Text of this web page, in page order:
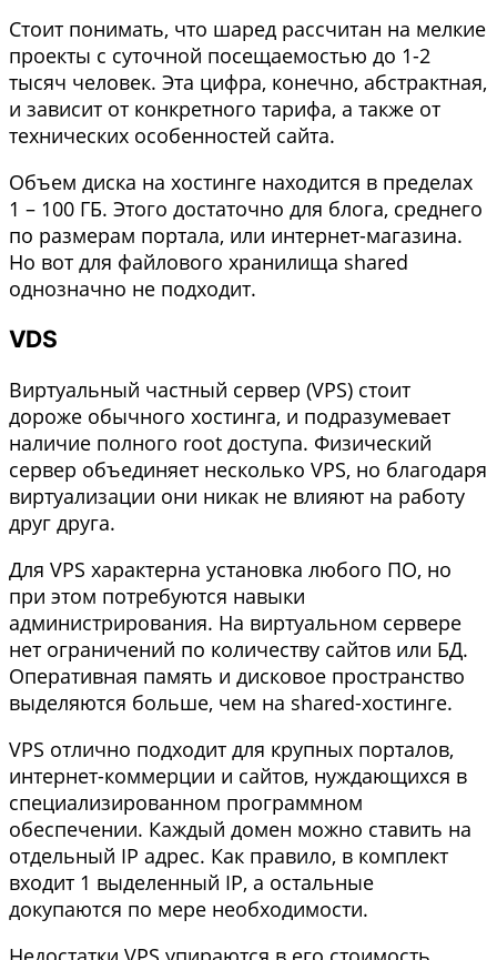
Стоит понимать, что шаред рассчитан на мелкие
проекты с суточной посещаемостью до 1-2
тысяч человек. Эта цифра, конечно, абстрактная,
и зависит от конкретного тарифа, а также от
технических особенностей сайта.
Объем диска на хостинге находится в пределах
1 – 100 ГБ. Этого достаточно для блога, среднего
по размерам портала, или интернет-магазина.
Но вот для файлового хранилища shared
однозначно не подходит.
VDS
Виртуальный частный сервер (VPS) стоит
дороже обычного хостинга, и подразумевает
наличие полного root доступа. Физический
сервер объединяет несколько VPS, но благодаря
виртуализации они никак не влияют на работу
друг друга.
Для VPS характерна установка любого ПО, но
при этом потребуются навыки
администрирования. На виртуальном сервере
нет ограничений по количеству сайтов или БД.
Оперативная память и дисковое пространство
выделяются больше, чем на shared-хостинге.
VPS отлично подходит для крупных порталов,
интернет-коммерции и сайтов, нуждающихся в
специализированном программном
обеспечении. Каждый домен можно ставить на
отдельный IP адрес. Как правило, в комплект
входит 1 выделенный IP, а остальные
докупаются по мере необходимости.